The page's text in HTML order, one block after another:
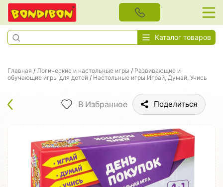
Каталог товаров
Главная / Логические и настольные игры / Развивающие и
обучающие игры для детей / Настольные игры Играй, Думай, Учись
В Избранное Поделиться